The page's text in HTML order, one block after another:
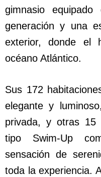
gimnasio
generación y una
exterior, donde el
océano Atlántico.
Sus 172
elegante y
privada, y otras 15
tipo Swim-Up
sensación de
toda la experiencia.